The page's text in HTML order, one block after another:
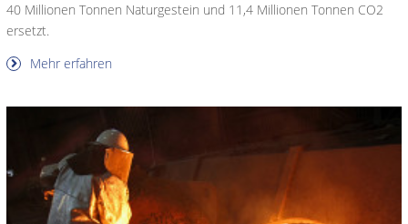
40 Millionen Tonnen Naturgestein und 11,4 Millionen Tonnen CO2
ersetzt.
Mehr erfahren